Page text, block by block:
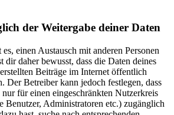
der Weitergabe deiner Daten
einen Austausch mit anderen Personen
dir daher bewusst, dass die Daten deines
Beiträge im Internet öffentlich
Der Betreiber kann jedoch festlegen, dass
für einen eingeschränkten Nutzerkreis
Benutzer, Administratoren etc.) zugänglich